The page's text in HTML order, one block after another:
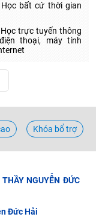
bất cứ thời gian
trực tuyến thông
thoại, máy tính
Khóa bổ trợ
NGUYỄN ĐỨC
Đức Hải